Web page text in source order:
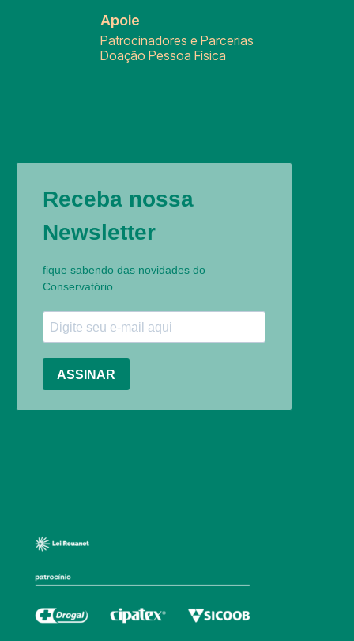
Apoie
Patrocinadores e Parcerias
Doação Pessoa Física